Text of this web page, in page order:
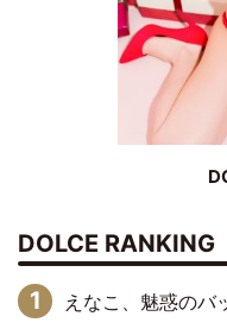
DOLCE RANKING
えなこ、魅惑のバックショットに思わずドキッ